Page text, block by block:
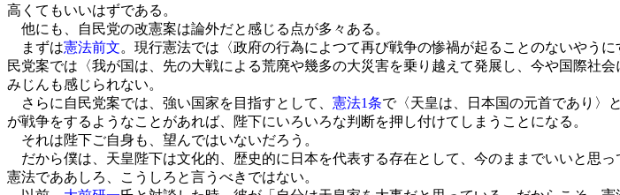
高くてもいいはずである。
他にも、自民党の改憲案は論外だと感じる点が多々ある。
まずは憲法前文。現行憲法では〈政府の行為によつて再び戦争の惨禍が起ることのないやう
民党案では〈我が国は、先の大戦による荒廃や幾多の大災害を乗り越えて発展し、今や国際社
みじんも感じられない。
さらに自民党案では、強い国家を目指すとして、 憲法1条で〈天皇は、日本国の元首であり〉
が戦争をするようなことがあれば、陛下にいろいろな判断を押し付けてしまうことになる。
それは陛下ご自身も、望んではいないだろう。
だから僕は、天皇陛下は文化的、歴史的に日本を代表する存在として、今のままでいいと思
憲法でああしろ、こうしろと言うべきではない。